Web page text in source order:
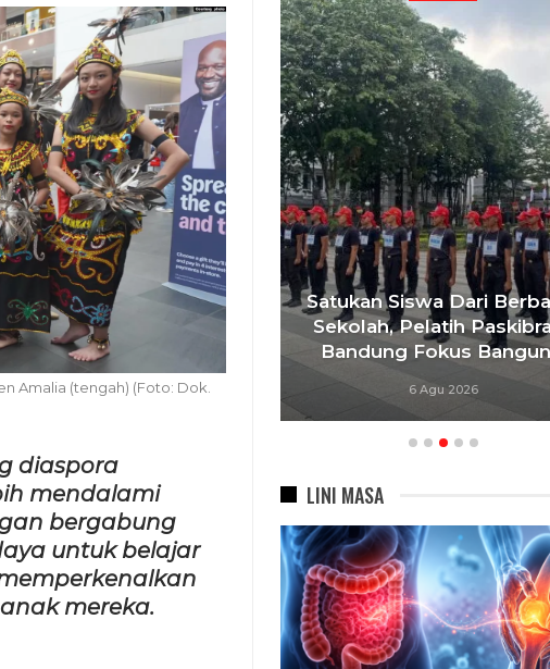
Amalia (tengah) (Foto: Dok.
diaspora
mendalami
bergabung
untuk belajar
mereka.
Mimpi Yang
ITB Perkuat
2026
Satukan Siswa Dari Berbagai
Sekolah, Pelatih Paskibraka
Bandung Fokus Bangun…
6 Agu 2026
LINI MASA